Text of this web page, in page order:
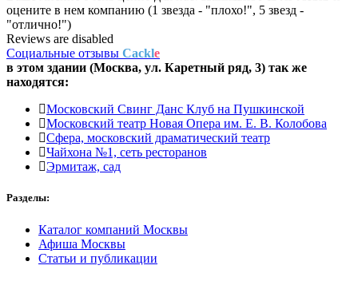
оцените в нем компанию (1 звезда - "плохо!", 5 звезд -
"отлично!")
Reviews are disabled
Социальные отзывы Cackle
в этом здании (Москва, ул. Каретный ряд, 3) так же
находятся:
Московский Свинг Данс Клуб на Пушкинской
Московский театр Новая Опера им. Е. В. Колобова
Сфера, московский драматический театр
Чайхона №1, сеть ресторанов
Эрмитаж, сад
Разделы:
Каталог компаний Москвы
Афиша Москвы
Статьи и публикации